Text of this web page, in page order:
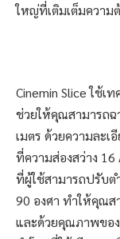
ใหญ่ที่เติมเต็มความ
Cinemin Slice ใช้เ
ช่วยให้คุณสามารถ
เมตร ด้วยความละเ
ที่ความส่องสว่าง 16
ที่ผู้ใช้สามารถปรับต
90 องศา ทำให้คุณส
และด้วยคุณภาพของ